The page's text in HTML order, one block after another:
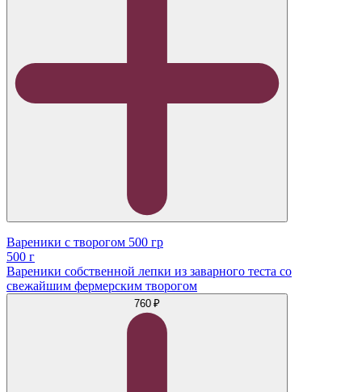
Вареники с творогом 500 гр
500 г
Вареники собственной лепки из заварного теста со
свежайшим фермерским творогом
760 ₽